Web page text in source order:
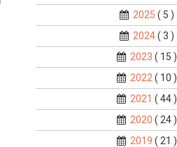
2025 ( 5 )
2024 ( 3 )
2023 ( 15 )
2022 ( 10 )
2021 ( 44 )
2020 ( 24 )
2019 ( 21 )